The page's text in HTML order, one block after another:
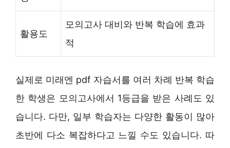
활용도
모의고사 대비와 반복 학습에 효과
적
실제로 미래엔 pdf 자습서를 여러 차례 반복 학습
한 학생은 모의고사에서 1등급을 받은 사례도 있
습니다. 다만, 일부 학습자는 다양한 활동이 많아
초반에 다소 복잡하다고 느낄 수도 있습니다. 따